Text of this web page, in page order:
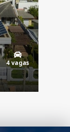
4 vagas